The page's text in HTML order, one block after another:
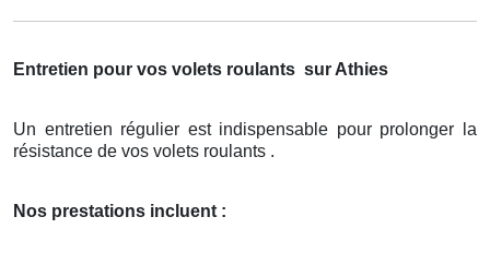
Entretien pour vos volets roulants sur Athies
Un entretien régulier est indispensable pour prolonger la
résistance de vos volets roulants .
Nos prestations incluent :